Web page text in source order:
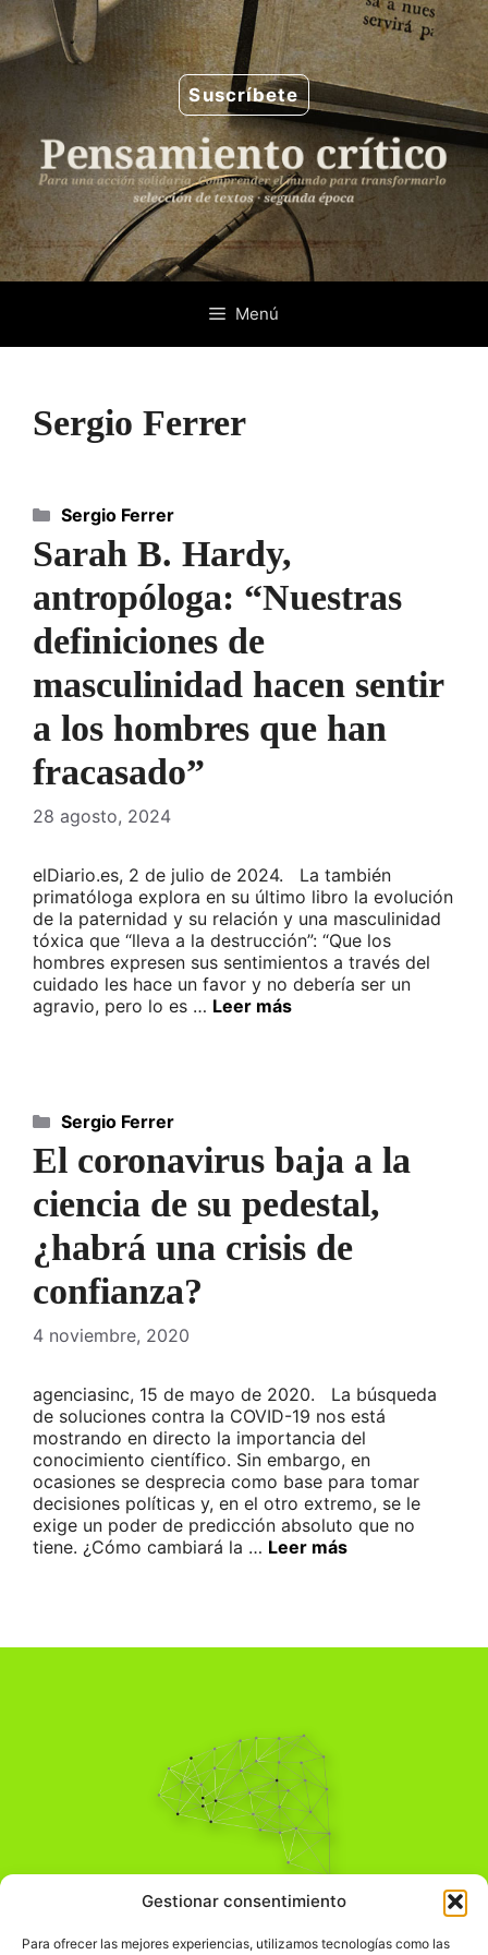
Gestionar consentimiento
Para ofrecer las mejores experiencias, utilizamos tecnologías como las
Saltar
al
contenido
Suscríbete
Menú
Sergio Ferrer
Sarah B. Hardy,
antropóloga: “Nuestras
definiciones de
masculinidad hacen sentir
a los hombres que han
fracasado”
28 agosto, 2024
elDiario.es, 2 de julio de 2024. La también
primatóloga explora en su último libro la evolución
de la paternidad y su relación y una masculinidad
tóxica que “lleva a la destrucción”: “Que los
hombres expresen sus sentimientos a través del
cuidado les hace un favor y no debería ser un
agravio, pero lo es … Leer más
Categorías
Sergio Ferrer
El coronavirus baja a la
ciencia de su pedestal,
¿habrá una crisis de
confianza?
4 noviembre, 2020
agenciasinc, 15 de mayo de 2020. La búsqueda
de soluciones contra la COVID-19 nos está
mostrando en directo la importancia del
conocimiento científico. Sin embargo, en
ocasiones se desprecia como base para tomar
decisiones políticas y, en el otro extremo, se le
exige un poder de predicción absoluto que no
tiene. ¿Cómo cambiará la … Leer más
Categorías
Sergio Ferrer
Pensamiento Crítico
Comprender el mundo para transformarlo.